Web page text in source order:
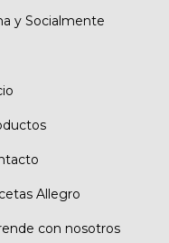
y Socialmente
Allegro
con nosotros